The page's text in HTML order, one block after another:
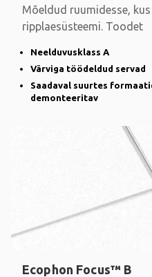
Mõeldud ruumidesse,
ripplaesüsteemi. Toodet
Neelduvusklass A
Värviga töödeldud servad
Saadaval suurtes
demonteeritav
Ecophon Focus™ B